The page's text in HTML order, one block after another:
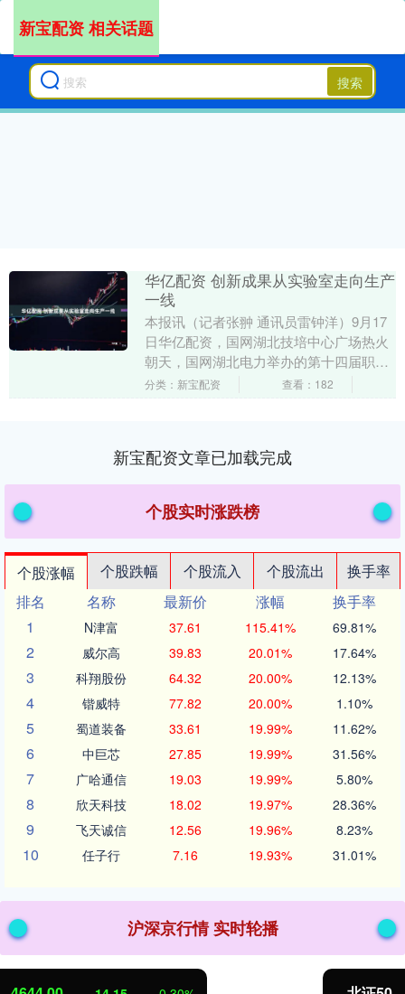
搜索
新宝配资 相关话题
华亿配资 创新成果从实验室走向生产
一线
本报讯（记者张翀 通讯员雷钟洋）9月17
日华亿配资，国网湖北技培中心广场热火
朝天，国网湖北电力举办的第十四届职工
技能运动会决赛正紧张有序地进行。据
分类：新宝配资 查看：182
新宝配资文章已加载完成
个股实时涨跌榜
个股涨幅 个股跌幅 个股流入 个股流出
换手率
排名
名称 最新价 涨幅
换手率
1
N津富 37.61 115.41% 69.81%
2 威尔高 39.83 20.01% 17.64%
3 科翔股份 64.32 20.00% 12.13%
4 锴威特 77.82 20.00% 1.10%
5 蜀道装备 33.61 19.99% 11.62%
6 中巨芯 27.85 19.99% 31.56%
7 广哈通信 19.03 19.99% 5.80%
8 欣天科技 18.02 19.97% 28.36%
9 飞天诚信 12.56 19.96% 8.23%
10 任子行 7.16 19.93% 31.01%
沪深京行情 实时轮播